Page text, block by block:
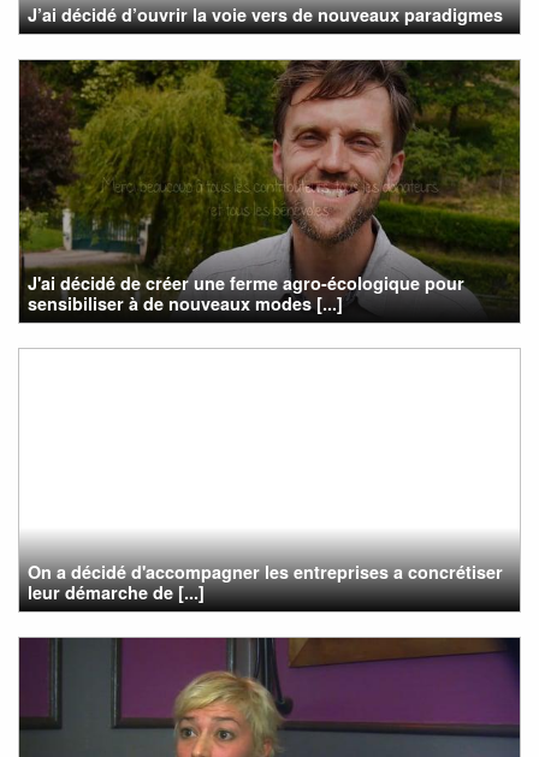
J’ai décidé d’ouvrir la voie vers de nouveaux paradigmes
J'ai décidé de créer une ferme agro-écologique pour
sensibiliser à de nouveaux modes [...]
On a décidé d'accompagner les entreprises a concrétiser
leur démarche de [...]